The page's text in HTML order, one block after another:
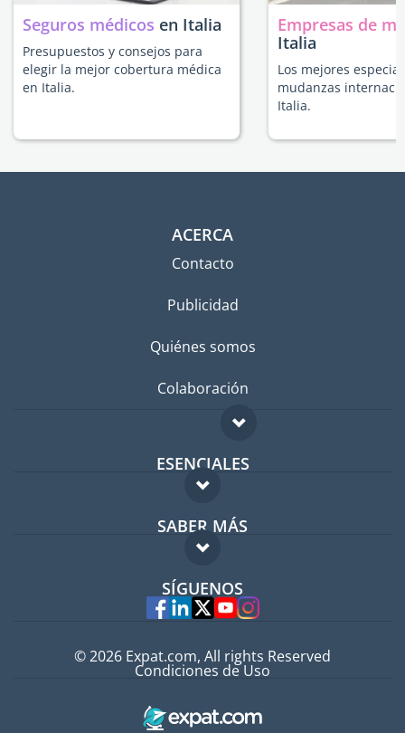
Seguros médicos en Italia
Presupuestos y consejos para
elegir la mejor cobertura médica
en Italia.
Empresas de
Italia
Los mejores
mudanzas
Italia.
ACERCA
Contacto
Publicidad
Quiénes somos
Colaboración
ESENCIALES
Foro para expatriados
Guía para expatriados
Trabajos en el extranjero
SABER MÁS
FAQ
Expertos
SÍGUENOS
© 2026 Expat.com, All rights Reserved
Condiciones de Uso